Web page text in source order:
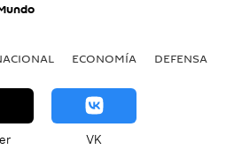
ECONOMÍA DEFENSA
VK